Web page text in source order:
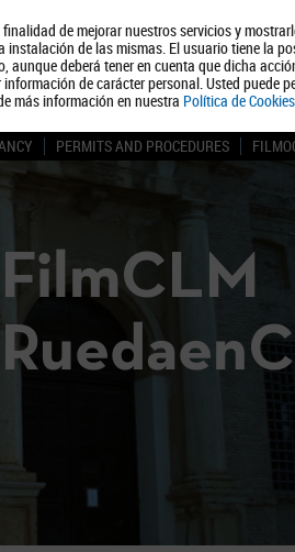
de mejorar nuestros servicios y
de las mismas. El usuario tiene la
deberá tener en cuenta que dicha
de carácter personal. Usted puede
más información en nuestra Política de Cookies
About us Tourism
PERMITS AND PROCEDURES